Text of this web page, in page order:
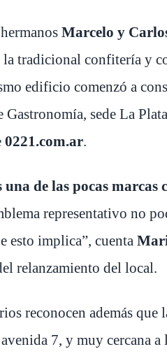
Marcelo y
la tradicional confitería y
edificio comenzó a
Gastronomía, sede La
0221.com.ar.
una de las pocas
representativo no
esto implica”, cuenta
relanzamiento del local.
reconocen además
7, y muy cercana